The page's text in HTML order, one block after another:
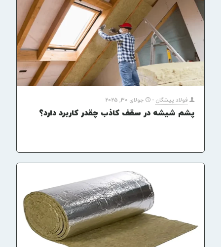
فولاد پیشگان - جولای 30, 2025
پشم شیشه در سقف کاذب چقدر کاربرد دارد؟